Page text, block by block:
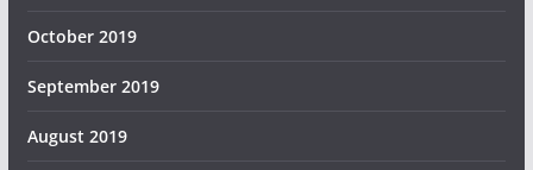
October 2019
September 2019
August 2019